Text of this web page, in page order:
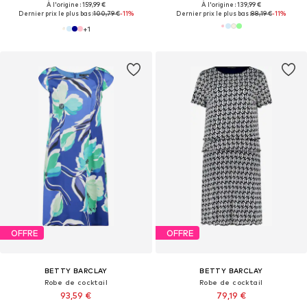
À l'origine : 159,99 €
Dernier prix le plus bas :100,79 €-11%
+1
À l'origine : 139,99 €
Dernier prix le plus bas :88,19 €-11%
OFFRE
BETTY BARCLAY
Robe de cocktail
93,59 €
OFFRE
BETTY BARCLAY
Robe de cocktail
79,19 €